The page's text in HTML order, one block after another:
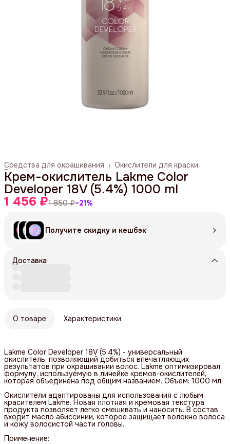
Окислители для краски
Средства для окрашивания ›
Главная
Крем-окислитель Lakme Color
Developer 18V (5.4%) 1000 ml
1 456 ₽1 850 ₽−21%
Получите скидку и кешбэк
Доставка
О товаре Характеристики
Lakme Color Developer 18V (5.4%) - универсальный
окислитель, позволяющий добиться впечатляющих
результатов при окрашивании волос. Lakme оптимизировал
формулу, используемую в линейке кремов-окислителей,
которая объединена под общим названием. Объем: 1000 мл.
Окислители адаптированы для использования с любым
красителем Lakme. Новая плотная и кремовая текстура
продукта позволяет легко смешивать и наносить. В состав
входит масло абиссинии, которое защищает волокно волоса
и кожу волосистой части головы.
Применение: